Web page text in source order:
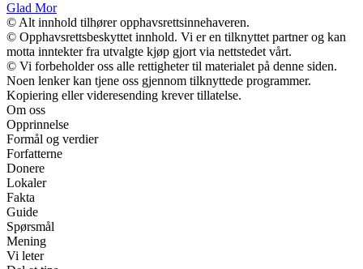
Glad Mor
© Alt innhold tilhører opphavsrettsinnehaveren.
© Opphavsrettsbeskyttet innhold. Vi er en tilknyttet partner og kan
motta inntekter fra utvalgte kjøp gjort via nettstedet vårt.
© Vi forbeholder oss alle rettigheter til materialet på denne siden.
Noen lenker kan tjene oss gjennom tilknyttede programmer.
Kopiering eller videresending krever tillatelse.
Om oss
Opprinnelse
Formål og verdier
Forfatterne
Donere
Lokaler
Fakta
Guide
Spørsmål
Mening
Vi leter